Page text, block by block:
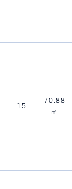
15
70.88
㎡